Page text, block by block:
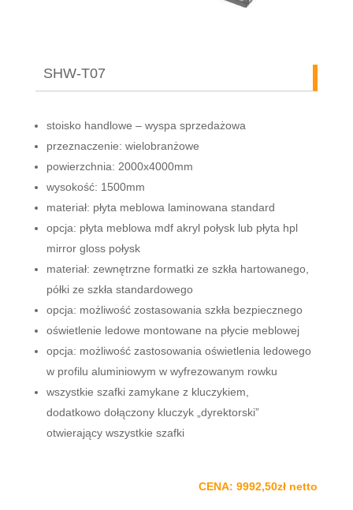
SHW-T07
stoisko handlowe – wyspa sprzedażowa
przeznaczenie: wielobranżowe
powierzchnia: 2000x4000mm
wysokość: 1500mm
materiał: płyta meblowa laminowana standard
opcja: płyta meblowa mdf akryl połysk lub płyta hpl
mirror gloss połysk
materiał: zewnętrzne formatki ze szkła hartowanego,
półki ze szkła standardowego
opcja: możliwość zostasowania szkła bezpiecznego
oświetlenie ledowe montowane na płycie meblowej
opcja: możliwość zastosowania oświetlenia ledowego
w profilu aluminiowym w wyfrezowanym rowku
wszystkie szafki zamykane z kluczykiem,
dodatkowo dołączony kluczyk „dyrektorski”
otwierający wszystkie szafki
CENA: 9992,50zł netto